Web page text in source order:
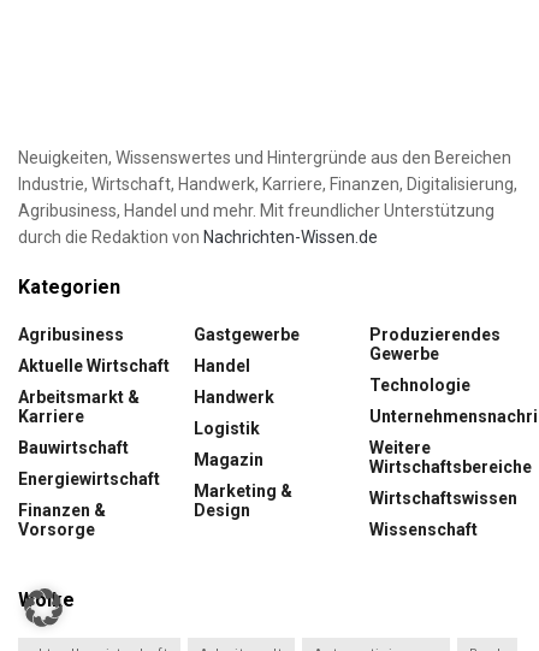
Neuigkeiten, Wissenswertes und Hintergründe aus den Bereichen
Industrie, Wirtschaft, Handwerk, Karriere, Finanzen, Digitalisierung,
Agribusiness, Handel und mehr. Mit freundlicher Unterstützung
durch die Redaktion von Nachrichten-Wissen.de
Kategorien
Agribusiness
Aktuelle Wirtschaft
Arbeitsmarkt &
Karriere
Bauwirtschaft
Energiewirtschaft
Finanzen &
Vorsorge
Gastgewerbe
Handel
Handwerk
Logistik
Magazin
Marketing &
Design
Produzierendes
Gewerbe
Technologie
Weitere
Wirtschaftsbereiche
Wirtschaftswissen
Wissenschaft
Wolke